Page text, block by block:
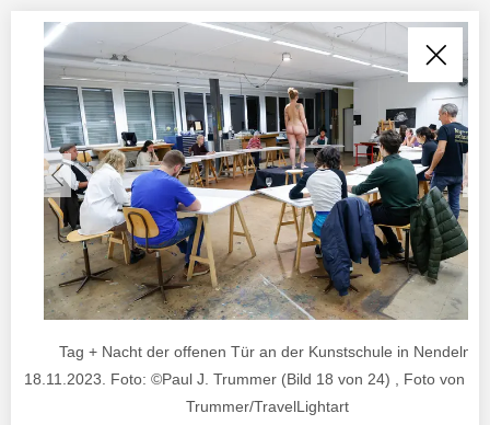
Tag + Nacht der offenen Tür an der Kunstschule in Nendeln.
18.11.2023. Foto: ©Paul J. Trummer (Bild 18 von 24) , Foto von
Trummer/TravelLightart